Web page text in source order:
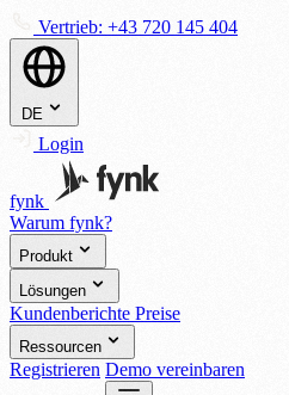
Vertrieb: +43 720 145 404
DE
Login
fynk
Warum fynk?
Produkt
Lösungen
Kundenberichte Preise
Ressourcen
Registrieren Demo vereinbaren